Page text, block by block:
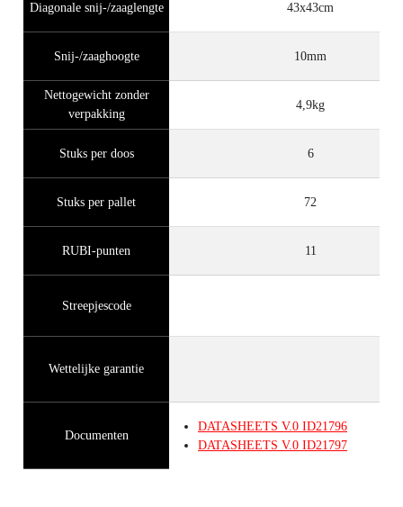
Diagonale snij-/zaaglengte 43x43cm
Snij-/zaaghoogte 10mm
Nettogewicht zonder
verpakking
4,9kg
Stuks per doos 6
Stuks per pallet 72
RUBI-punten 11
Streepjescode
Wettelijke garantie
Documenten
DATASHEETS V.0 ID21796
DATASHEETS V.0 ID21797